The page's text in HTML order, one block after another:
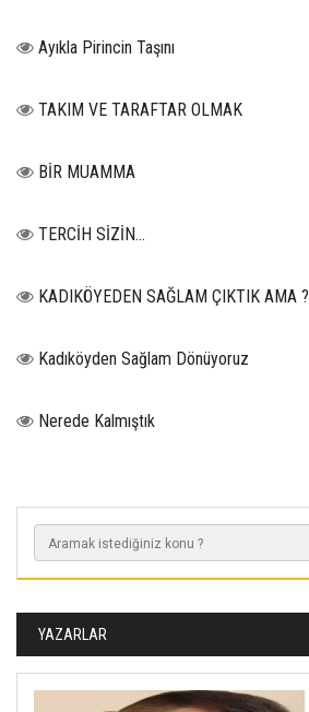
Ayıkla Pirincin Taşını
TAKIM VE TARAFTAR OLMAK
BİR MUAMMA
TERCİH SİZİN…
KADIKÖYEDEN SAĞLAM ÇIKTIK AMA ?
Kadıköyden Sağlam Dönüyoruz
Nerede Kalmıştık
YAZARLAR